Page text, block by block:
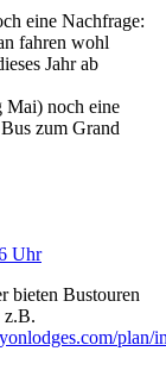
eine Nachfrage:
fahren wohl
Jahr ab
Mai) noch eine
zum Grand
Uhr
bieten Bustouren
z.B.
plan/